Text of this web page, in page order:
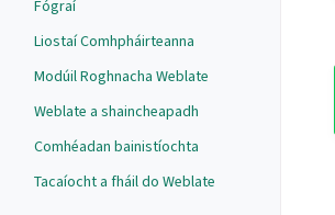
Fógraí
Liostaí Comhpháirteanna
Modúil Roghnacha Weblate
Weblate a shaincheapadh
Comhéadan bainistíochta
Tacaíocht a fháil do Weblate